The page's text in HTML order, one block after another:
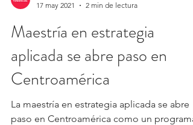
17 may 2021
2 min de lectura
Maestría en estrategia
aplicada se abre paso en
Centroamérica
La maestría en estrategia aplicada se abre
paso en Centroamérica como un programa